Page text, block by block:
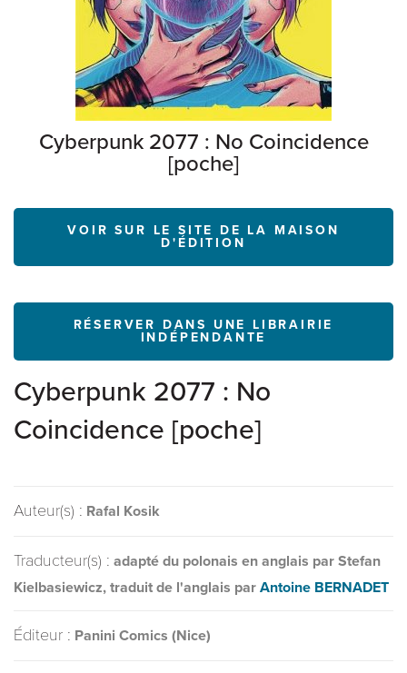
Cyberpunk 2077 : No Coincidence
[poche]
VOIR SUR LE SITE DE LA MAISON
D'ÉDITION
RÉSERVER DANS UNE LIBRAIRIE
INDÉPENDANTE
Cyberpunk 2077 : No
Coincidence [poche]
Auteur(s) : Rafal Kosik
Traducteur(s) : adapté du polonais en anglais par Stefan
Kielbasiewicz, traduit de l'anglais par Antoine BERNADET
Éditeur : Panini Comics (Nice)